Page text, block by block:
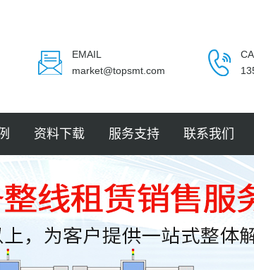
EMAIL
market@topsmt.com
资料下载 服务支持 联系我们